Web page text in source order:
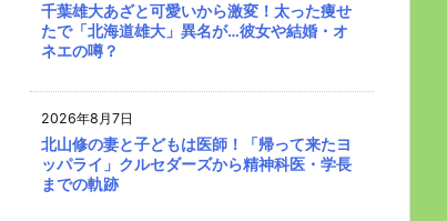
千葉雄大あざと可愛いから激変！太った痩せ
たで「北海道雄大」異名が…彼女や結婚・オ
ネエの噂？
2026年8月7日
北山修の妻と子どもは医師！「帰って来たヨ
ッパライ」クルセダーズから精神科医・学長
までの軌跡